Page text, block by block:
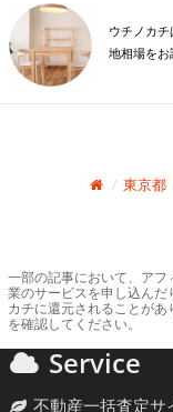
ウチノカ
地相場をお
東京都
一部の記事において、ア
業のサービスを申し込んだ
カチに還元されることが
を確認してください。
Service
不動産一括査定サ